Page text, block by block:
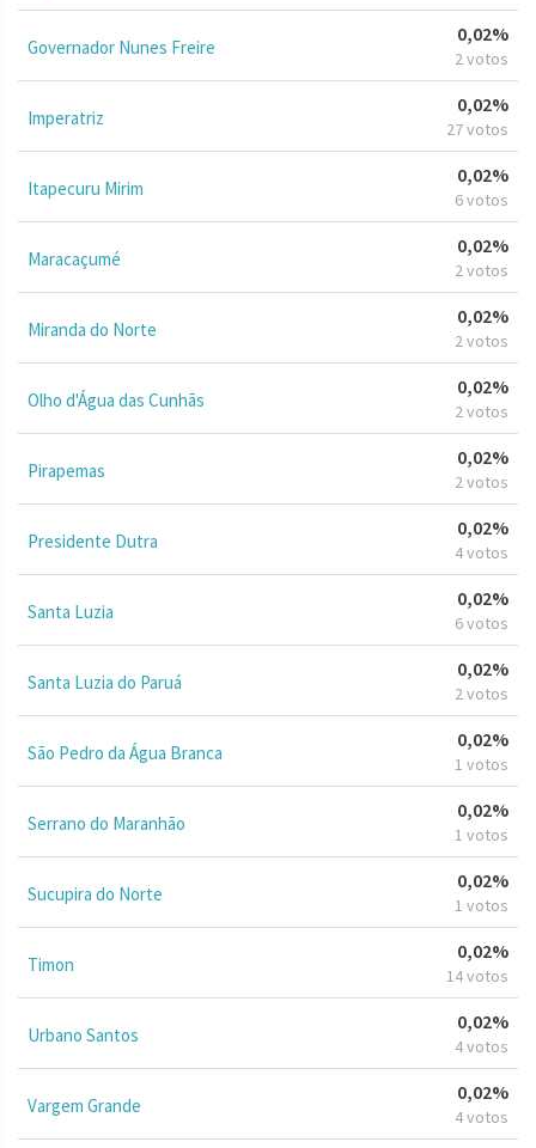
Governador Nunes Freire
0,02%
2 votos
Imperatriz
0,02%
27 votos
Itapecuru Mirim
0,02%
6 votos
Maracaçumé
0,02%
2 votos
Miranda do Norte
0,02%
2 votos
Olho d'Água das Cunhãs
0,02%
2 votos
Pirapemas
0,02%
2 votos
Presidente Dutra
0,02%
4 votos
Santa Luzia
0,02%
6 votos
Santa Luzia do Paruá
0,02%
2 votos
São Pedro da Água Branca
0,02%
1 votos
Serrano do Maranhão
0,02%
1 votos
Sucupira do Norte
0,02%
1 votos
Timon
0,02%
14 votos
Urbano Santos
0,02%
4 votos
Vargem Grande
0,02%
4 votos